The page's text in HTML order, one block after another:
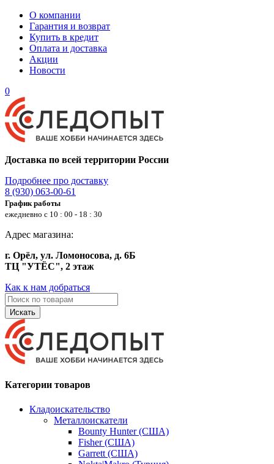
О компании
Гарантия и возврат
Купить в кредит
Оплата и доставка
Акции
Новости
0
Доставка по всей территории России
Подробнее про доставку
8 (930) 063-00-61
График работы
ежедневно с 10 : 00 - 18 : 30
Адрес магазина:
г. Орёл, ул. Ломоносова, д. 6Б
ТЦ "УТЁС", 2 этаж
Как к нам добраться
Искать
Категории товаров
Кладоискательство
Металлоискатели
Bounty Hunter (США)
Fisher (США)
Garrett (США)